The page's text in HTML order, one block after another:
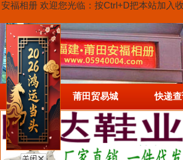
安福相册 欢迎您光临：按Ctrl+D把本站加入
首页 莆田贸易城 快递查